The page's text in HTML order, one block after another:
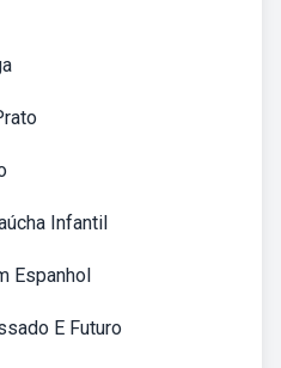
Infantil
Espanhol
E Futuro